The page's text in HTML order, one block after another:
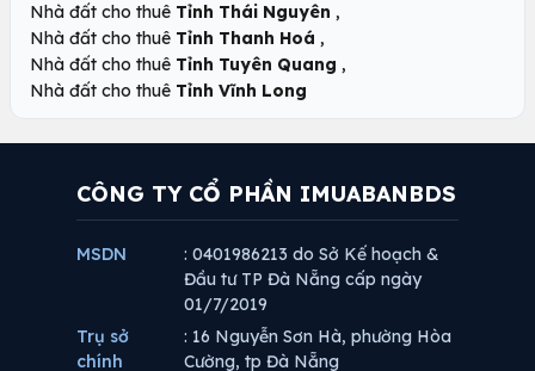
Nhà đất cho thuê Tỉnh Thái Nguyên ,
Nhà đất cho thuê Tỉnh Thanh Hoá ,
Nhà đất cho thuê Tỉnh Tuyên Quang ,
Nhà đất cho thuê Tỉnh Vĩnh Long
CÔNG TY CỔ PHẦN IMUABANBDS
MSDN
: 0401986213 do Sở Kế hoạch &
Đầu tư TP Đà Nẵng cấp ngày
01/7/2019
Trụ sở
chính
: 16 Nguyễn Sơn Hà, phường Hòa
Cường, tp Đà Nẵng